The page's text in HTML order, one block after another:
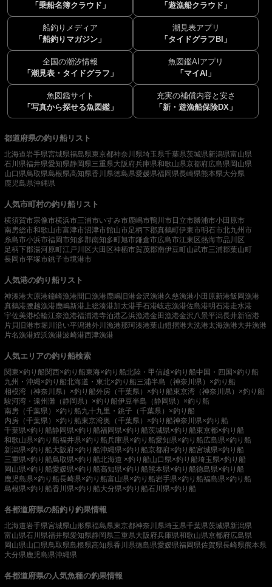
「乗船名簿クラウド」
「遊漁船クラウド」
船釣りメディア
「船釣りマガジン」
潮見表アプリ
「タイドグラフBI」
全国の潮汐情報
「潮見表・タイドグラフ」
魚図鑑AIアプリ
「マイAI」
魚図鑑サイト
「写真から探せる魚図鑑」
充実の補償内容と安さ
「新・遊漁船保険DX」
都道府県の釣り船リスト
北海道岩手県宮城県福島県東京都神奈川県埼玉県千葉県茨城県新潟県富山県
石川県福井県愛知県静岡県三重県大阪府兵庫県和歌山県京都府広島県岡山県
山口県鳥取県島根県高知県香川県徳島県愛媛県福岡県長崎県熊本県大分県
鹿児島県沖縄県
人気市町村の釣り船リスト
横須賀市宗像市横浜市三浦市いすみ市鹿嶋市鴨川市 日立市勝浦市小田原市
南房総市和歌山市富津市沼津市館山市足柄下郡真鶴町伊東市明石市北九州市
糸島市小浜市福岡市知多郡南知多町旭市鎌倉市広島市江東区熱海市品川区
足柄下郡湯河原町江戸川区 大田区神栖市賀茂郡南伊豆町山武市三浦郡葉山町
長岡市平塚市銚子市境港市
人気港の釣り船リスト
神湊港大原港鐘崎漁港 間口漁港鹿嶋旧港金沢漁港久慈漁港小田原新港飯岡漁港
真鶴港 腰越漁港鹿嶋新港 上総湊港加太港手石港岐志漁港佐島港明石港走水港
宇佐美港松輪江奈漁港福浦港寺泊港乙浜漁港金田漁港金沢八景平潟長井新宿港
片貝旧港市堀川沿い平潟港外川漁港那珂湊港葉山鐙摺港大洗港太海漁港大井漁港
片名漁港姪浜漁港波崎港西津漁港
人気エリアの釣り船検索
関東×釣り船関西×釣り船東海×釣り船北陸・甲信越×釣り船中国・四国×釣り船
九州・沖縄×釣り船北海道・東北×釣り船三浦半島（神奈川県）×釣り船
相模湾（神奈川県）×釣り船外房（千葉県）×釣り船東京湾（神奈川県）×釣り船
駿河湾・遠州灘（静岡県）×釣り船伊豆半島（静岡県）×釣り船
南房（千葉県）×釣り船九十九里・銚子（千葉県）×釣り船
内房（千葉県）×釣り船東京湾奥（千葉県）×釣り船神奈川県×釣り船
千葉県×釣り船静岡県×釣り船福岡県×釣り船茨城県×釣り船東京都×釣り船
和歌山県×釣り船福井県×釣り船兵庫県×釣り船愛知県×釣り船広島県×釣り船
新潟県×釣り船大阪府×釣り船沖縄県×釣り船京都府×釣り船宮城県×釣り船
三重県×釣り船鳥取県×釣り船北海道 ×釣り船山口県×釣り船埼玉県×釣り船
岡山県×釣り船愛媛県×釣り船高知県×釣り船熊本県×釣り船徳島県×釣り船
鹿児島県×釣り船長崎県×釣り船富山県×釣り船岩手県×釣り船福島県×釣り船
島根県×釣り船香川県×釣り船大分県×釣り船石川県×釣り船
各都道府県の船釣り釣果情報
北海道岩手県宮城県山形県福島県東京都神奈川県埼玉県千葉県茨城県新潟県
富山県石川県福井県愛知県静岡県三重県大阪府兵庫県和歌山県京都府広島県
岡山県山口県鳥取県島根県高知県香川県徳島県愛媛県福岡県佐賀県長崎県熊本県
大分県鹿児島県沖縄県
各都道府県の人気魚種の釣果情報